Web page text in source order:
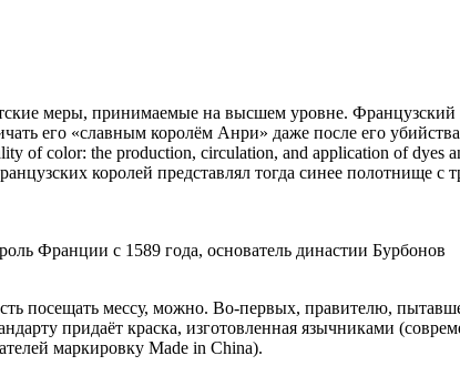
меры, принимаемые на высшем уровне.
его «славным королём Анри» даже после его
of color: the production, circulation, and application of
королей представлял тогда синее полотнище с
Франции с 1589 года, основатель династии Бурбонов
посещать мессу, можно. Во-первых, правителю,
придаёт краска, изготовленная язычниками
маркировку Made in China).